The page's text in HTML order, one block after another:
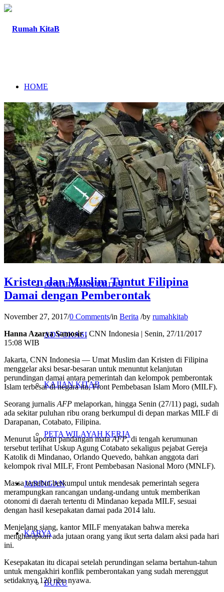
HOME
TENTANG
PROGRAM
PENELITIAN
PENDIDIKAN KRITIS
ADVOKASI
KAJIAN KITAB
PETA WILAYAH KERJA
JARINGAN
KARYA
BUKU
Kristen dan Muslim Tuntut Filipina
Damai dengan Pemberontak
November 27, 2017/0 Comments/in Berita /by rumahkitab
Hanna Azarya Samosir, CNN Indonesia | Senin, 27/11/2017
15:08 WIB
Jakarta, CNN Indonesia — Umat Muslim dan Kristen di Filipina
menggelar aksi besar-besaran untuk menuntut kelanjutan
perundingan damai antara pemerintah dan kelompok pemberontak
Islam terbesar di negara itu, Front Pembebasan Islam Moro (MILF).
Seorang jurnalis AFP melaporkan, hingga Senin (27/11) pagi, sudah
ada sekitar puluhan ribu orang berkumpul di depan markas MILF di
Darapanan, Cotabato, Filipina.
Menurut laporan pandangan mataAFP, di tengah kerumunan
tersebut terlihat Uskup Agung Cotabato sekaligus pejabat Gereja
Katolik di Mindanao, Orlando Quevedo, bahkan anggota dari
kelompok rival MILF, Front Pembebasan Nasional Moro (MNLF).
Massa tersebut berkumpul untuk mendesak pemerintah segera
merampungkan rancangan undang-undang untuk memberikan
otonomi di daerah tertentu di Mindanao kepada MILF, sesuai
dengan hasil kesepakatan damai pada 2014 lalu.
Menjelang siang, kantor MILF menyatakan bahwa mereka
mengharapkan ada jutaan orang yang ikut serta dalam aksi pada hari
ini.
Kesepakatan itu dicapai setelah perundingan selama bertahun-tahun
untuk mengakhiri konflik pemberontakan yang sudah merenggut
setidaknya 120 ribu nyawa.